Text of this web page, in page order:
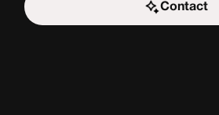
Contact
Start de